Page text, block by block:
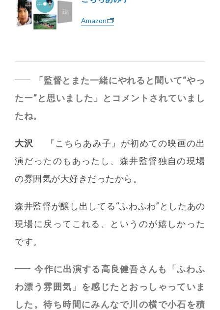
Amazon
「監督とまた一緒にやれると聞いて“やっ
たー”と思いました」とコメントされていまし
たね。
大沢
『こちらあみ子』が初めての映画の出
演だったのもあったし、森井監督独自の現場
の雰囲気が大好きだったから。
森井監督が醸し出してる“ふわふわ”としたあの
現場に戻ってこれる、というのが嬉しかった
です。
今作に出演する高良健吾さんも「ふわふ
わ漂う雰囲気」を感じたとおっしゃっていま
した。待ち時間にみんなで川の横で小石を積